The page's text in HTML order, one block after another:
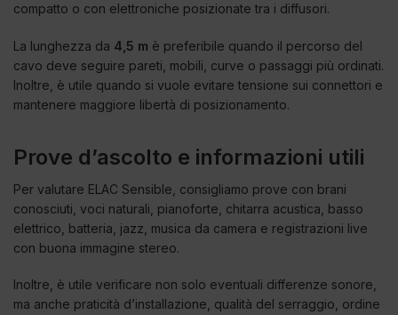
compatto o con elettroniche posizionate tra i diffusori.
La lunghezza da 4,5 m è preferibile quando il percorso del
cavo deve seguire pareti, mobili, curve o passaggi più ordinati.
Inoltre, è utile quando si vuole evitare tensione sui connettori e
mantenere maggiore libertà di posizionamento.
Prove d’ascolto e informazioni utili
Per valutare ELAC Sensible, consigliamo prove con brani
conosciuti, voci naturali, pianoforte, chitarra acustica, basso
elettrico, batteria, jazz, musica da camera e registrazioni live
con buona immagine stereo.
Inoltre, è utile verificare non solo eventuali differenze sonore,
ma anche praticità d’installazione, qualità del serraggio, ordine